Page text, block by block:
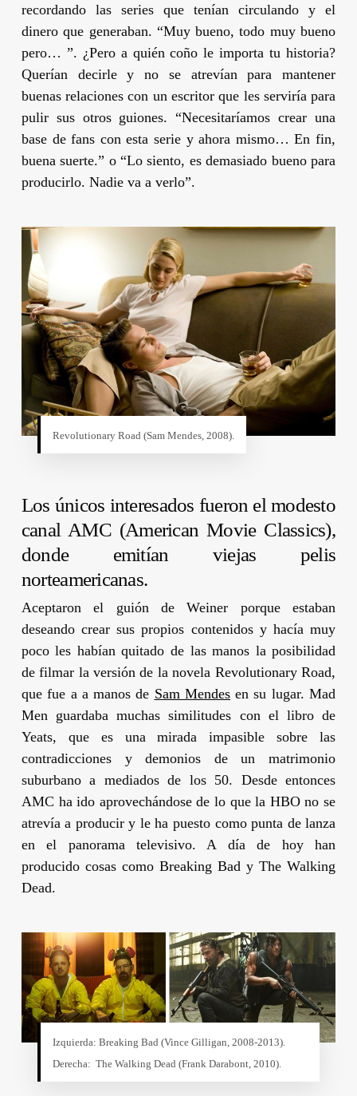
recordando las series que tenían circulando y el
dinero que generaban. “Muy bueno, todo muy bueno
pero… ”. ¿Pero a quién coño le importa tu historia?
Querían decirle y no se atrevían para mantener
buenas relaciones con un escritor que les serviría para
pulir sus otros guiones. “Necesitaríamos crear una
base de fans con esta serie y ahora mismo… En fin,
buena suerte.” o “Lo siento, es demasiado bueno para
producirlo. Nadie va a verlo”.
Revolutionary Road (Sam Mendes, 2008).
Los únicos interesados fueron el modesto
canal AMC (American Movie Classics),
donde emitían viejas pelis
norteamericanas.
Aceptaron el guión deWeiner porque estaban
deseando crear sus propios contenidos y hacía muy
poco les habían quitado de las manos la posibilidad
de filmar la versión de la novela Revolutionary Road,
que fue a a manos de Sam Mendesen su lugar.Mad
Menguardaba muchas similitudes con el libro de
Yeats, que es una mirada impasible sobre las
contradicciones y demonios de un matrimonio
suburbano a mediados de los 50. Desde entonces
AMC ha ido aprovechándose de lo que la HBO no se
atrevía a producir y le ha puesto como punta de lanza
en el panorama televisivo. A día de hoy han
producido cosas como Breaking Bad yThe Walking
Dead.
Izquierda: Breaking Bad (Vince Gilligan , 2008-2013).
Derecha: The Walking Dead (Frank Darabont, 2010).